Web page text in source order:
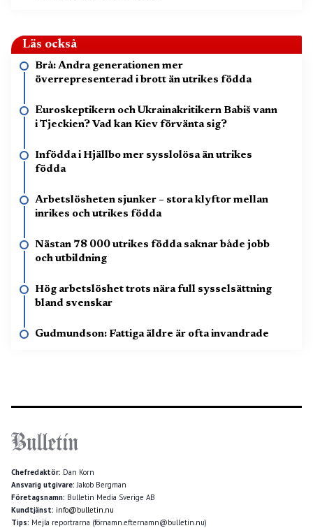
Läs också
Brå: Andra generationen mer
överrepresenterad i brott än utrikes födda
Euroskeptikern och Ukrainakritikern Babiš vann
i Tjeckien? Vad kan Kiev förvänta sig?
Infödda i Hjällbo mer sysslolösa än utrikes
födda
Arbetslösheten sjunker – stora klyftor mellan
inrikes och utrikes födda
Nästan 78 000 utrikes födda saknar både jobb
och utbildning
Hög arbetslöshet trots nära full sysselsättning
bland svenskar
Gudmundson: Fattiga äldre är ofta invandrade
Chefredaktör: Dan Korn
Ansvarig utgivare:Jakob Bergman
Företagsnamn: Bulletin Media Sverige AB
Kundtjänst: info@bulletin.nu
Tips: Mejla reportrarna (förnamn.efternamn@bulletin.nu)